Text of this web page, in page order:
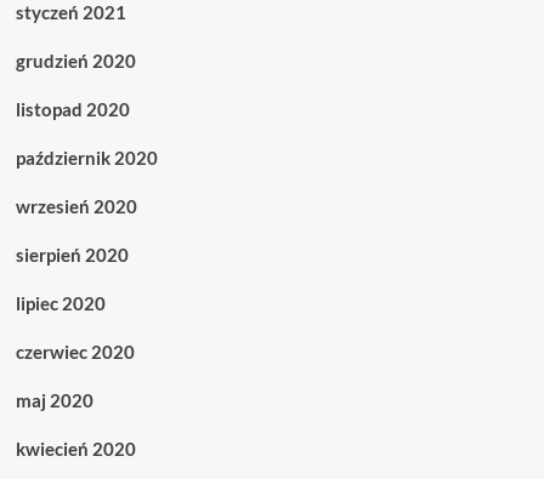
styczeń 2021
grudzień 2020
listopad 2020
październik 2020
wrzesień 2020
sierpień 2020
lipiec 2020
czerwiec 2020
maj 2020
kwiecień 2020